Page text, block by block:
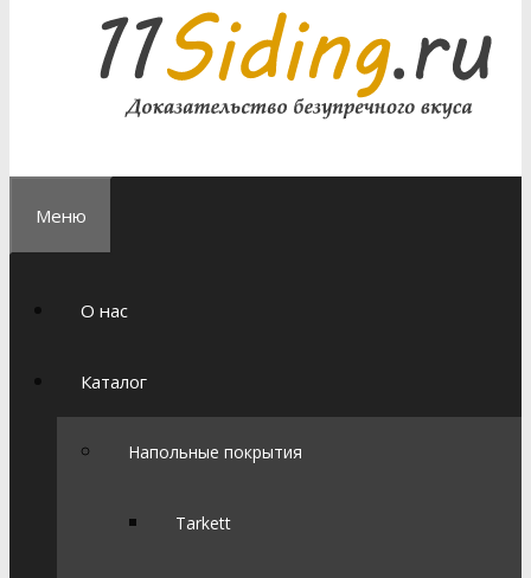
Меню
О нас
Каталог
Напольные покрытия
Tarkett